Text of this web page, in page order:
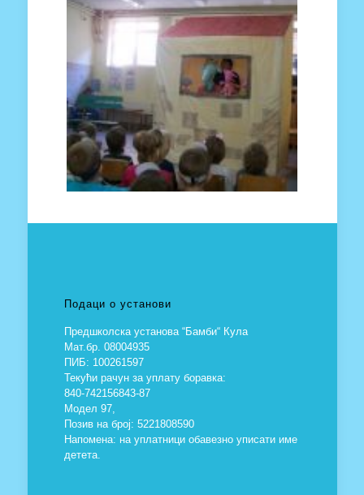
Подаци о установи
Предшколска установа “Бамби“ Кула
Мат.бр. 08004935
ПИБ: 100261597
Текући рачун за уплату боравка:
840-742156843-87
Модел 97,
Позив на број: 5221808590
Напомена: на уплатници обавезно уписати име
детета.